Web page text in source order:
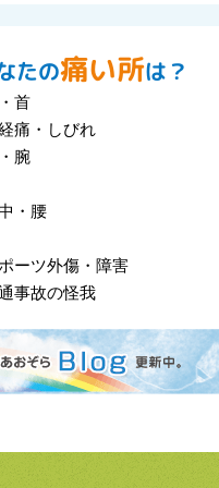
たの痛い所は？
首
痛・しびれ
腕
・腰
ーツ外傷・障害
事故の怪我